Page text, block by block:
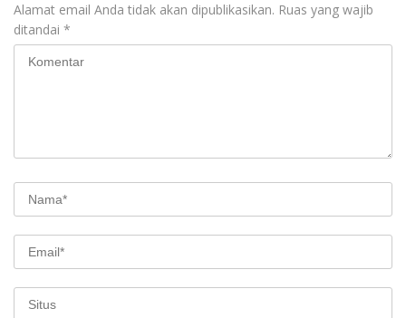
Alamat email Anda tidak akan dipublikasikan. Ruas yang wajib
ditandai *